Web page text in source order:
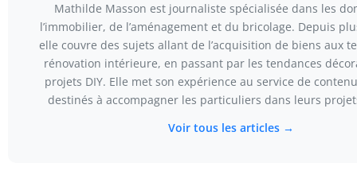
Mathilde Masson est journaliste spécialisée dans les
l’immobilier, de l’aménagement et du bricolage. Depuis
elle couvre des sujets allant de l’acquisition de biens aux
rénovation intérieure, en passant par les tendances
projets DIY. Elle met son expérience au service de
destinés à accompagner les particuliers dans leurs
Voir tous les articles →